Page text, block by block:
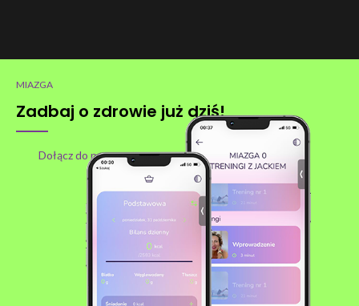
MIAZGA
Zadbaj o zdrowie już dziś!
Dołącz do nas